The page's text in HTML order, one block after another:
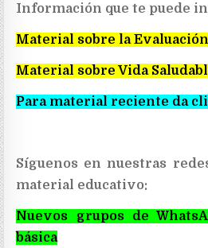
Información que te puede
Material sobre la
Material sobre Vida
Para material reciente da
Síguenos en nuestras
material educativo:
Nuevos grupos de
básica